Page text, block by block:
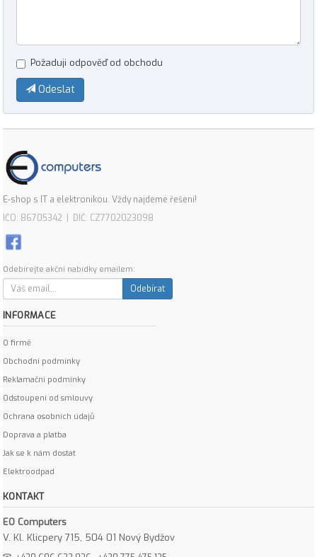
Požaduji odpověď od obchodu
Odeslat
E-shop s IT a elektronikou. Vždy najdeme řešení!
IČO: 86705342 | DIČ: CZ7702023098
Odebírejte akční nabídky emailem:
Odebírat
INFORMACE
O firmě
Obchodní podmínky
Reklamační podmínky
Odstoupení od smlouvy
Ochrana osobních údajů
Doprava a platba
Jak se k nám dostat
Elektroodpad
KONTAKT
EO Computers
V. Kl. Klicpery 715, 504 01 Nový Bydžov